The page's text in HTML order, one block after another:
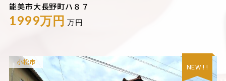
能美市大長野町ハ８７
1999万円 万円
小松市
NEW ! !